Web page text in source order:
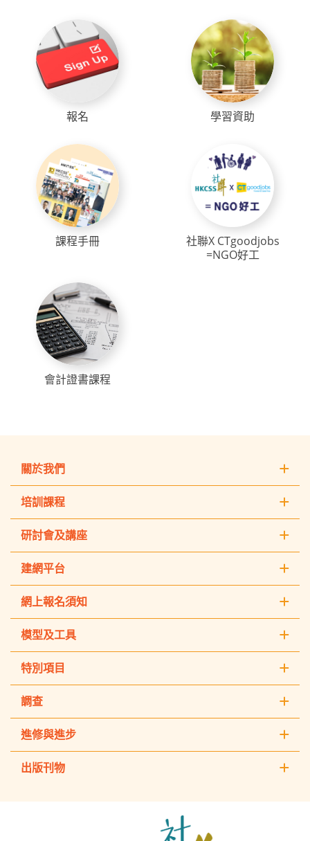
報名 學習資助
課程手冊
社聯X CTgoodjobs
=NGO好工
會計證書課程
關於我們
培訓課程
研討會及講座
建網平台
網上報名須知
模型及工具
特別項目
調查
進修與進步
出版刊物